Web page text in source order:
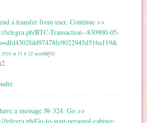
a transfer from user. Continue >>
telegra.ph/BTC-Transaction--830900-05-
says:
2024 at 21 h 22 min
a message № 324. Go >>
telegra.ph/Go-to-your-personal-cabinet-